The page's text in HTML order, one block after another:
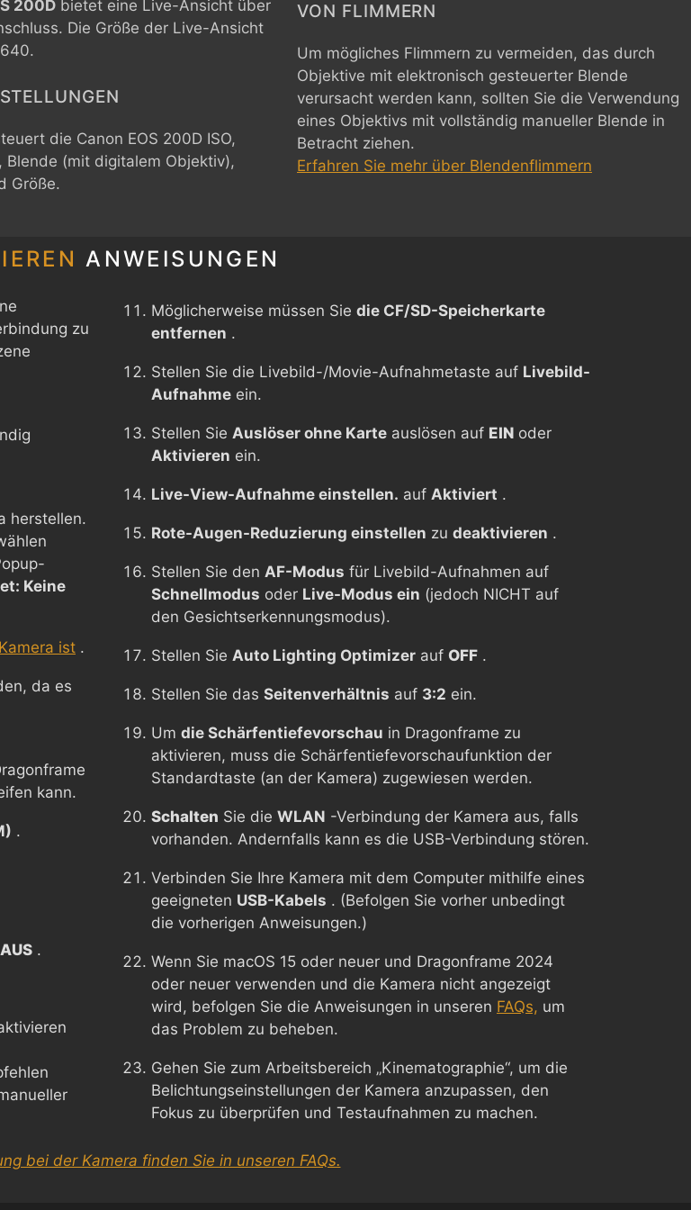
200D bietet eine Live-Ansicht über
Die Größe der Live-Ansicht
die Canon EOS 200D ISO,
Blende (mit digitalem Objektiv),
Größe.
VON FLIMMERN
Um mögliches Flimmern zu vermeiden, das durch
Objektive mit elektronisch gesteuerter Blende
verursacht werden kann, sollten Sie die Verwendung
eines Objektivs mit vollständig manueller Blende in
Betracht ziehen.
Erfahren Sie mehr über Blendenflimmern
ANWEISUNGEN
zu
herstellen.
Keine
ist .
da es
kann.
.
AUS .
Möglicherweise müssen Sie die CF/SD-Speicherkarte
entfernen .
Stellen Sie die Livebild-/Movie-Aufnahmetaste auf Livebild-
Aufnahme ein.
Stellen Sie Auslöser ohne Karte auslösen auf EIN oder
Aktivieren ein.
Live-View-Aufnahme einstellen. auf Aktiviert .
Rote-Augen-Reduzierung einstellen zu deaktivieren .
Stellen Sie den AF-Modus für Livebild-Aufnahmen auf
Schnellmodus oder Live-Modus ein (jedoch NICHT auf
den Gesichtserkennungsmodus).
Stellen Sie Auto Lighting Optimizer auf OFF .
Stellen Sie das Seitenverhältnis auf 3:2 ein.
Um die Schärfentiefevorschau in Dragonframe zu
aktivieren, muss die Schärfentiefevorschaufunktion der
Standardtaste (an der Kamera) zugewiesen werden.
Schalten Sie die WLAN -Verbindung der Kamera aus, falls
vorhanden. Andernfalls kann es die USB-Verbindung stören.
Verbinden Sie Ihre Kamera mit dem Computer mithilfe eines
geeigneten USB-Kabels . (Befolgen Sie vorher unbedingt
die vorherigen Anweisungen.)
Wenn Sie macOS 15 oder neuer und Dragonframe 2024
oder neuer verwenden und die Kamera nicht angezeigt
wird, befolgen Sie die Anweisungen in unseren FAQs, um
das Problem zu beheben.
Gehen Sie zum Arbeitsbereich „Kinematographie“, um die
Belichtungseinstellungen der Kamera anzupassen, den
Fokus zu überprüfen und Testaufnahmen zu machen.
bei der Kamera finden Sie in unseren FAQs.